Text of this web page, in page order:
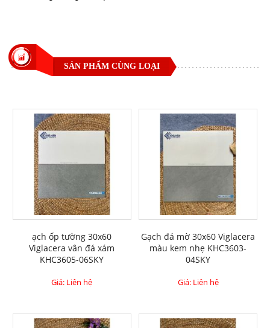
SẢN PHẨM CÙNG LOẠI
ạch ốp tường 30x60
Viglacera vân đá xám
KHC3605-06SKY
Giá: Liên hệ
Gạch đá mờ 30x60 Viglacera
màu kem nhẹ KHC3603-
04SKY
Giá: Liên hệ